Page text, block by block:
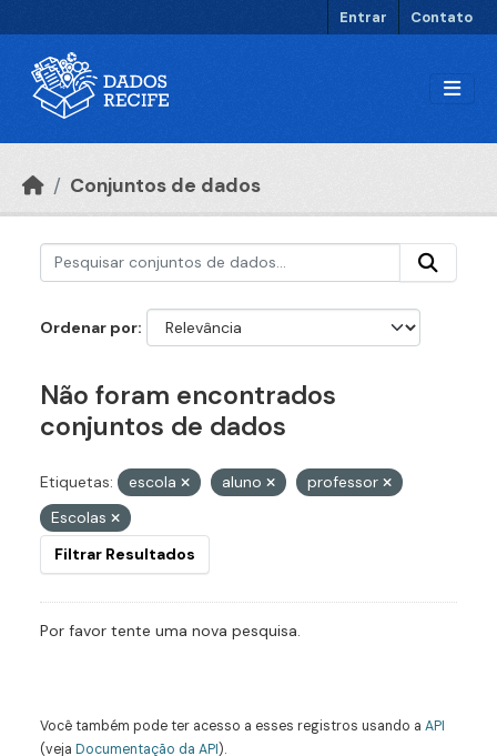
Entrar Contato
Conjuntos de dados
Ordenar por
Não foram encontrados
conjuntos de dados
Etiquetas: escola aluno
professor
Escolas
Filtrar Resultados
Por favor tente uma nova pesquisa.
Você também pode ter acesso a esses registros usando a API
(veja Documentação da API).